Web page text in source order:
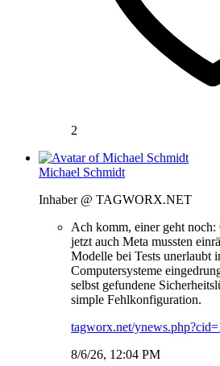
2
Michael Schmidt
Inhaber @ TAGWORX.NET
Ach komm, einer geht
jetzt auch Meta mussten
Modelle bei Tests unerlaubt
Computersysteme
selbst gefundene
simple Fehlkonfiguration.
tagworx.net/
8/6/26, 12:04 PM